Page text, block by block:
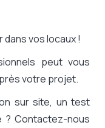
vos locaux !
peut vous
votre projet.
sur site, un test
? Contactez-nous